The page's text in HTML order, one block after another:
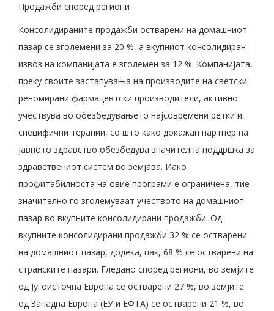
Продажби според региони
Консолидираните продажби остварени на домашниот
пазар се зголемени за 20 %, а вкупниот консолидиран
извоз на компанијата е зголемен за 12 %. Компанијата,
преку своите застапувања на производите на светски
реномирани фармацевтски производители, активно
учествува во обезбедувањето најсовремени ретки и
специфични терапии, со што како докажан партнер на
јавното здравство обезбедува значителна поддршка за
здравствениот систем во земјава. Иако
профитабилноста на овие програми е ограничена, тие
значително го зголемуваат учеството на домашниот
пазар во вкупните консолидирани продажби. Од
вкупните консолидирани продажби 32 % се остварени
на домашниот пазар, додека, пак, 68 % се остварени на
странските пазари. Гледано според региони, во земјите
од Југоисточна Европа се остварени 27 %, во земјите
од Западна Европа (ЕУ и ЕФТА) се остварени 21 %, во